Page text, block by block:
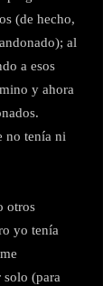
(de hecho,
al
a esos
y ahora
no tenía ni
otros
yo tenía
solo (para